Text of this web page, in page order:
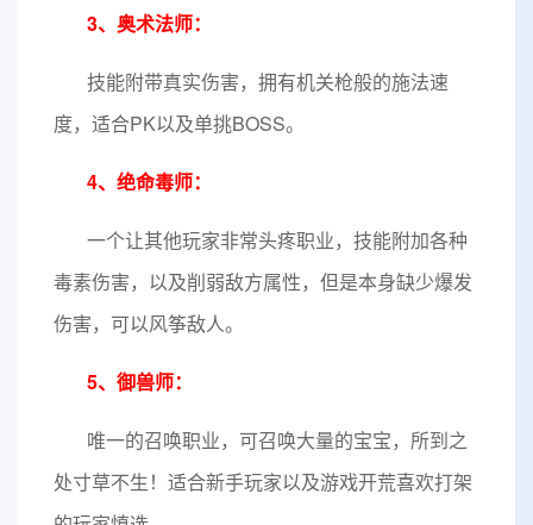
3、奥术法师：
技能附带真实伤害，拥有机关枪般的施法速
度，适合PK以及单挑BOSS。
4、绝命毒师：
一个让其他玩家非常头疼职业，技能附加各种
毒素伤害，以及削弱敌方属性，但是本身缺少爆发
伤害，可以风筝敌人。
5、御兽师：
唯一的召唤职业，可召唤大量的宝宝，所到之
处寸草不生！适合新手玩家以及游戏开荒喜欢打架